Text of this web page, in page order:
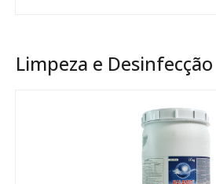
Limpeza e Desinfecção